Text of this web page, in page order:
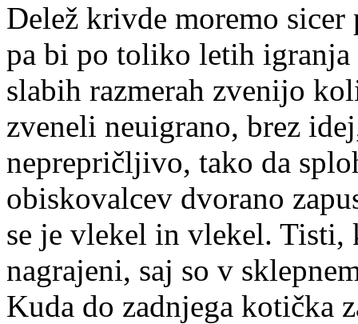
Delež krivde moremo
pa bi po toliko letih
slabih razmerah zvenijo
zveneli neuigrano, brez
neprepričljivo, tako da
obiskovalcev dvorano
se je vlekel in vlekel. Tisti,
nagrajeni, saj so v
Kuda do zadnjega kotička